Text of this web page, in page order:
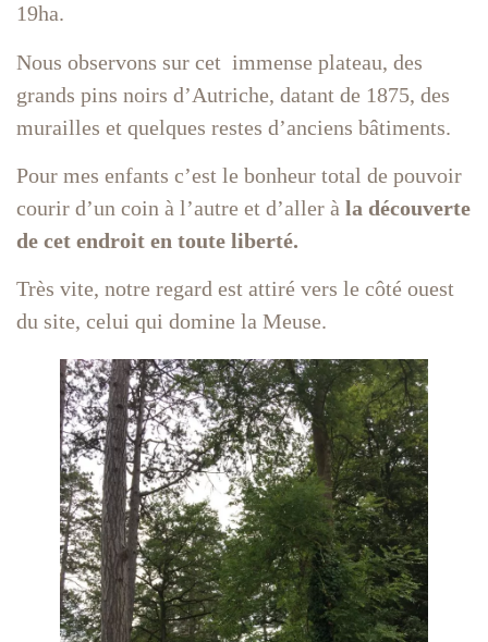
19ha.
Nous observons sur cet immense plateau, des
grands pins noirs d’Autriche, datant de 1875, des
murailles et quelques restes d’anciens bâtiments.
Pour mes enfants c’est le bonheur total de pouvoir
courir d’un coin à l’autre et d’aller à la découverte
de cet endroit en toute liberté.
Très vite, notre regard est attiré vers le côté ouest
du site, celui qui domine la Meuse.